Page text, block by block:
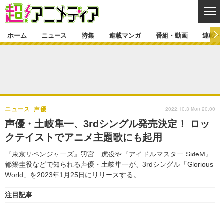
ゲーム・アプリ マンガ
グッズ イベント
声優 コスプレ
舞台
特集一覧 カバー
ラキりす
連載マンガ
連載マンガ一覧 連載一覧
番組・動画
番組・動画一覧 ラジオ
動画
連載・ブログ
連載・ブログ一覧 コラム
編集部ブログ・お知らせ
ホーム ニュース 特集 連載マンガ 番組・動画 連載
声優・土岐隼一、3rdシングル発売決定！ ロッ
クテイストでアニメ主題歌にも起用
『東京リベンジャーズ』羽宮一虎役や『アイドルマスター SideM』
都築圭役などで知られる声優・土岐隼一が、3rdシングル「Glorious
World」を2023年1月25日にリリースする。
ニュース 声優
注目記事
2022.10.3 Mon 20:00